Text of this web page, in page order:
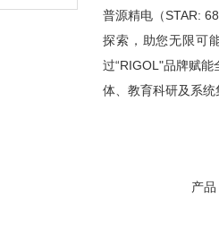
普源精电（STAR:
探索，助您无限可
过“RIGOL"品牌赋
体、教育科研及系
产品